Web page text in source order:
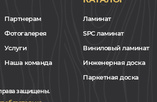
Партнерам
Фотогалерея
Услуги
Наша команда
Ламинат
SPC ламинат
Виниловый ламинат
Инженерная доска
Паркетная доска
защищены.